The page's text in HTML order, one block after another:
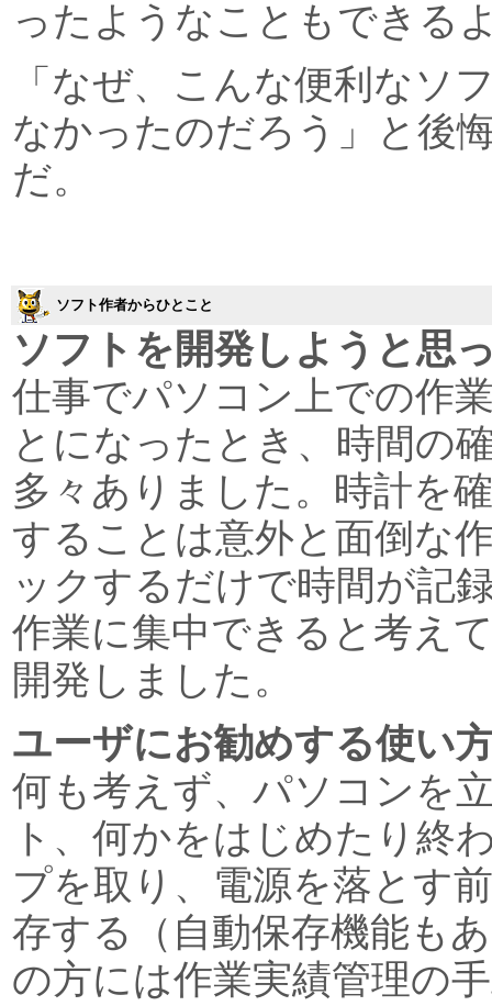
ったようなこともできる
「なぜ、こんな便利なソ
なかったのだろう」と後
だ。
ソフト作者からひとこと
ソフトを開発しようと思
仕事でパソコン上での作
とになったとき、時間の
多々ありました。時計を
することは意外と面倒な
ックするだけで時間が記
作業に集中できると考え
開発しました。
ユーザにお勧めする使い
何も考えず、パソコンを
ト、何かをはじめたり終
プを取り、電源を落とす
存する（自動保存機能も
の方には作業実績管理の